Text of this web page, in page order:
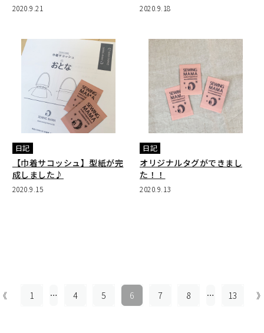
2020.9.21 2020.9.18
日記
【巾着サコッシュ】型紙が完
成しました♪
2020.9.15
日記
オリジナルタグができまし
た！！
2020.9.13
1 … 4 5 6 7 8 … 13